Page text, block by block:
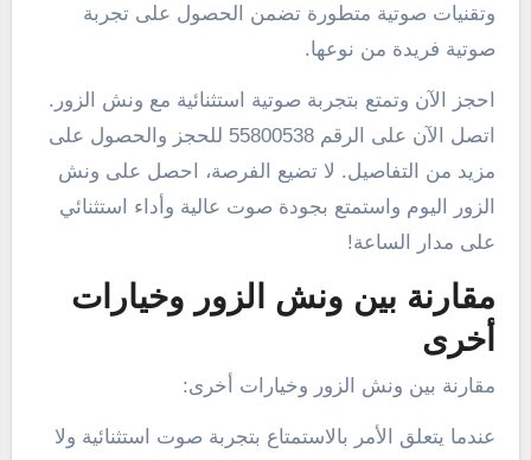
وتقنيات صوتية متطورة تضمن الحصول على تجربة
صوتية فريدة من نوعها.
احجز الآن وتمتع بتجربة صوتية استثنائية مع ونش الزور.
اتصل الآن على الرقم 55800538 للحجز والحصول على
مزيد من التفاصيل. لا تضيع الفرصة، احصل على ونش
الزور اليوم واستمتع بجودة صوت عالية وأداء استثنائي
على مدار الساعة!
مقارنة بين ونش الزور وخيارات
أخرى
مقارنة بين ونش الزور وخيارات أخرى:
عندما يتعلق الأمر بالاستمتاع بتجربة صوت استثنائية ولا